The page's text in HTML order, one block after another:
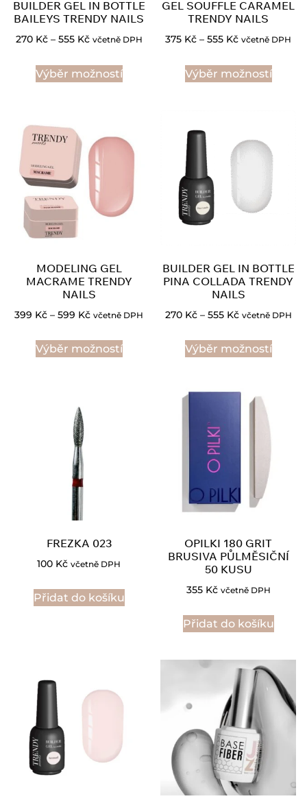
BUILDER GEL IN BOTTLE
BAILEYS TRENDY NAILS
270 Kč – 555 Kč včetně DPH
Výběr možností
GEL SOUFFLE CARAMEL
TRENDY NAILS
375 Kč – 555 Kč včetně DPH
Výběr možností
MODELING GEL
MACRAME TRENDY
NAILS
399 Kč – 599 Kč včetně DPH
Výběr možností
BUILDER GEL IN BOTTLE
PINA COLLADA TRENDY
NAILS
270 Kč – 555 Kč včetně DPH
Výběr možností
FREZKA 023
100 Kč včetně DPH
Přidat do košíku
OPILKI 180 GRIT
BRUSIVA PŮLMĚSIČNÍ
50 KUSU
355 Kč včetně DPH
Přidat do košíku